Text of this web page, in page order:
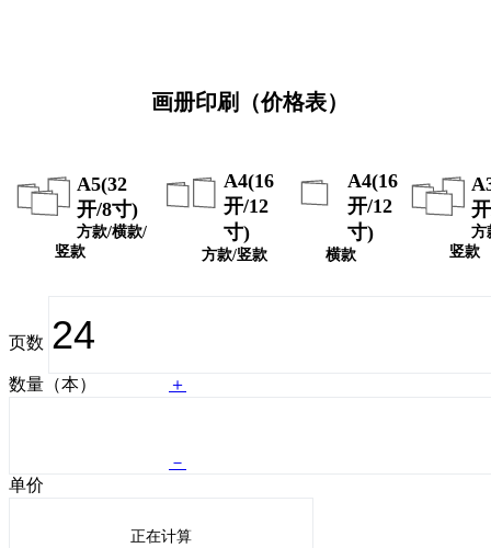
画册印刷（价格表）
A5(32
开/8寸)
方款/横款/
竖款
A4(16
开/12
寸)
方款/竖款
A4(16
开/12
寸)
横款
方
竖款
页数
数量（本） ＋
－
单价
正在计算